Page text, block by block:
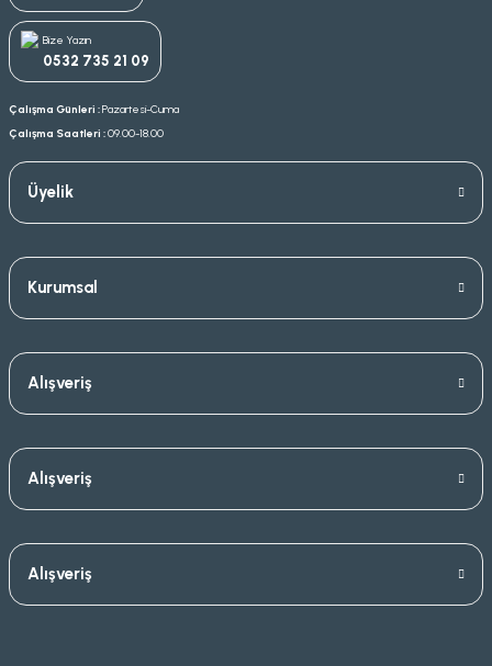
Bize Yazın
0532 735 21 09
Çalışma Günleri :Pazartesi-Cuma
Çalışma Saatleri :09.00-18.00
Üyelik
Kurumsal
Alışveriş
Alışveriş
Alışveriş